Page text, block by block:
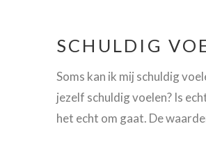
SCHULDIG
Soms kan ik mij schuldig
jezelf schuldig voelen? Is
het echt om gaat. De